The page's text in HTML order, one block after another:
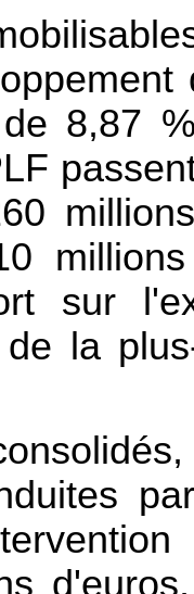
8,87
sur
la